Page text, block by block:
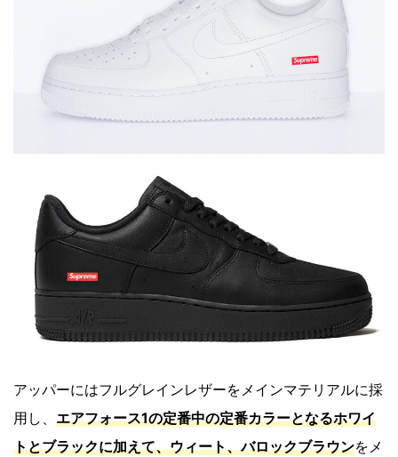
アッパーにはフルグレインレザーをメインマテリアルに採
用し、 エアフォース1の定番中の定番カラーとなるホワイ
トとブラックに加えて、ウィート、バロックブラウンをメ